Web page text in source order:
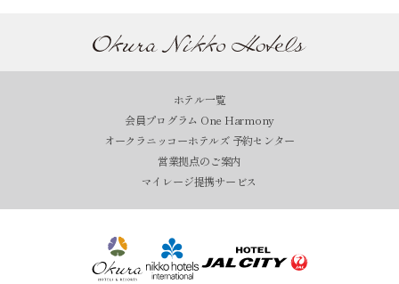
ホテル一覧
会員プログラム One Harmony
オークラニッコーホテルズ 予約センター
営業拠点のご案内
マイレージ提携サービス